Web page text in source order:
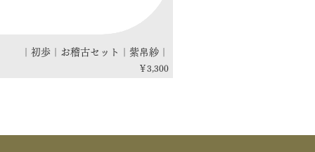
｜初歩｜お稽古セット｜紫帛紗｜
価格
￥3,300